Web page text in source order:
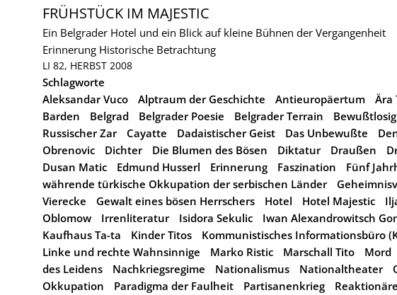
FRÜHSTÜCK IM MAJESTIC
Ein Belgrader Hotel und ein Blick auf kleine Bühnen der Vergangenheit
Erinnerung Historische Betrachtung
LI 82, HERBST 2008
Schlagworte
Aleksandar Vuco
Alptraum der Geschichte Antieuropäertum
Ära
Barden
Belgrad Belgrader Poesie Belgrader Terrain
Russischer Zar
Cayatte Dadaistischer Geist Das Unbewußte
Obrenovic
Dichter Die Blumen des Bösen Diktatur Draußen
Dusan Matic
Edmund Husserl Erinnerung Faszination
Fünf
währende türkische Okkupation der serbischen Länder
Vierecke
Gewalt eines bösen Herrschers Hotel Hotel Majestic
Oblomow
Irrenliteratur Isidora Sekulic
Iwan Alexandrowitsch
Kaufhaus Ta-ta
Kinder Titos
Kommunistisches Informationsbüro
Linke und rechte Wahnsinnige
Marko Ristic Marschall Tito Mord
des Leidens
Nachkriegsregime Nationalismus Nationaltheater
Okkupation
Paradigma der Faulheit Partisanenkrieg